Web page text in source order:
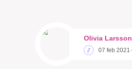
Olivia Larsson
07 feb 2021